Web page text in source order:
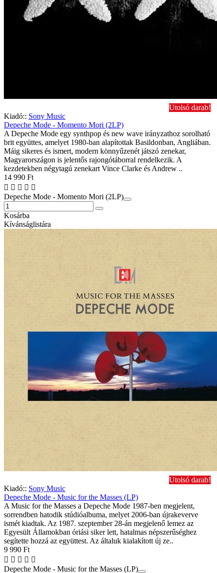
Utolsó darab!
Kiadó:: Sony Music
Depeche Mode - Momento Mori (2LP)
A Depeche Mode egy synthpop és new wave irányzathoz sorolható
brit együttes, amelyet 1980-ban alapítottak Basildonban, Angliában.
Máig sikeres és ismert, modern könnyűzenét játszó zenekar,
Magyarországon is jelentős rajongótáborral rendelkezik. A
kezdetekben négytagú zenekart Vince Clarke és Andrew ..
14 990 Ft
Depeche Mode - Momento Mori (2LP)
Kosárba
Kívánságlistára
Utolsó darab!
Kiadó:: Sony Music
Depeche Mode - Music for the Masses (LP)
A Music for the Masses a Depeche Mode 1987-ben megjelent,
sorrendben hatodik stúdióalbuma, melyet 2006-ban újrakeverve
ismét kiadtak. Az 1987. szeptember 28-án megjelenő lemez az
Egyesült Államokban óriási siker lett, hatalmas népszerűséghez
segítette hozzá az együttest. Az általuk kialakított új ze..
9 990 Ft
Depeche Mode - Music for the Masses (LP)